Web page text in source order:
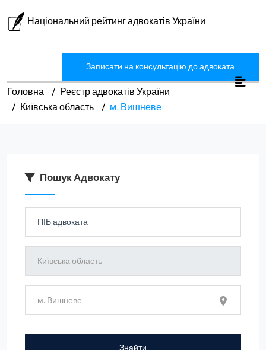
Національний рейтинг адвокатів України
Записати на консультацію до адвоката
Головна
Реєстр адвокатів України
Київська область
м. Вишневе
Пошук Адвокату